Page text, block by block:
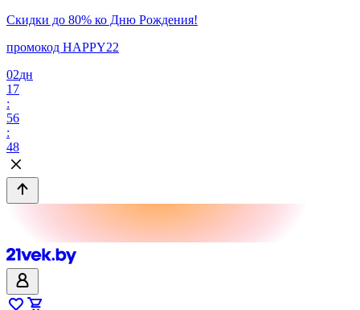
Скидки до 80% ко Дню Рождения!
промокод HAPPY22
02дн
17
:
56
:
48